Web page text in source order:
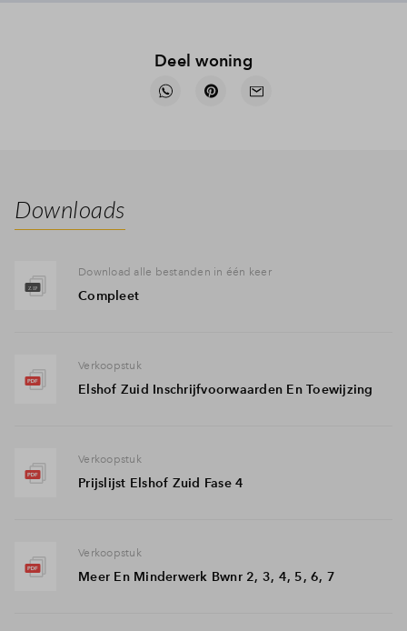
Deel woning
Downloads
Download alle bestanden in één keer
Compleet
Verkoopstuk
Elshof Zuid Inschrijfvoorwaarden En Toewijzing
Verkoopstuk
Prijslijst Elshof Zuid Fase 4
Verkoopstuk
Meer En Minderwerk Bwnr 2, 3, 4, 5, 6, 7